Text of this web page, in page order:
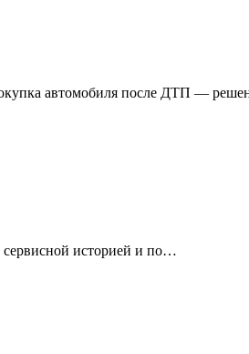
автомобиля после ДТП —
историей и по…